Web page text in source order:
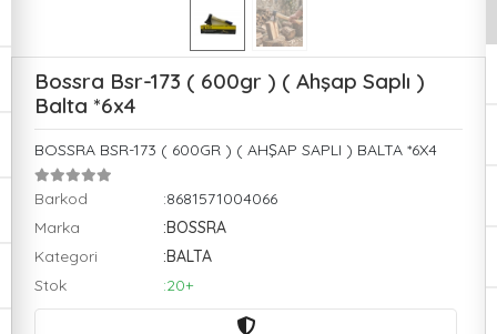
Bossra Bsr-173 ( 600gr ) ( Ahşap Saplı )
Balta *6x4
BOSSRA BSR-173 ( 600GR ) ( AHŞAP SAPLI ) BALTA *6X4
Barkod
:8681571004066
Marka
:BOSSRA
Kategori
:BALTA
Stok
:20+